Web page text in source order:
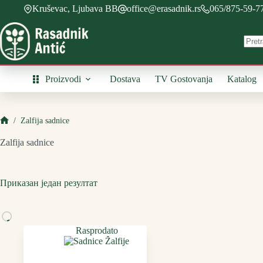
content
Kruševac, Ljubava BB office@erasadnik.rs 065/875-59-
Proizvodi Dostava TV Gostovanja Katalog
/ Zalfija sadnice
Zalfija sadnice
Приказан један резултат
Rasprodato